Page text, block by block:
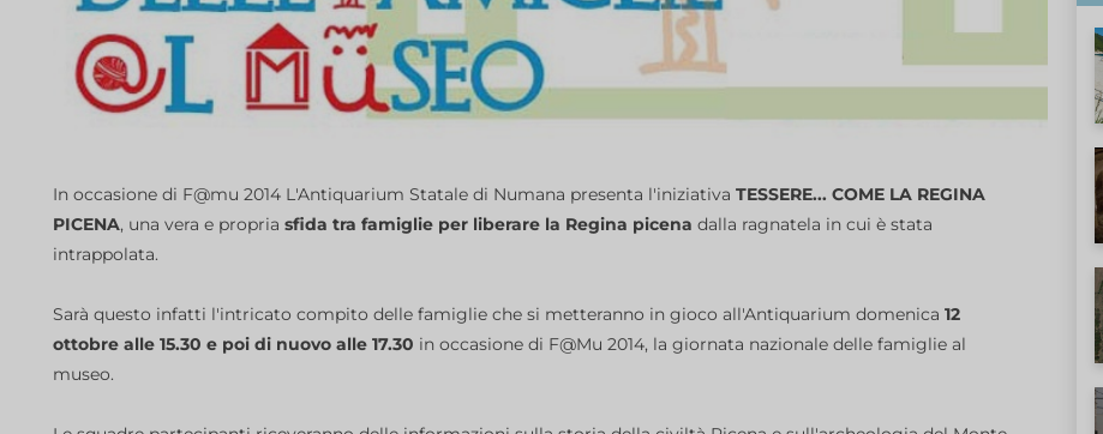
In occasione di F@mu 2014 L'Antiquarium Statale di Numana presenta l'iniziativa TESSERE... COME LA REGINA
PICENA, una vera e propria sfida tra famiglie per liberare la Regina picena dalla ragnatela in cui è stata
intrappolata.
Sarà questo infatti l'intricato compito delle famiglie che si metteranno in gioco all'Antiquarium domenica 12
ottobre alle 15.30 e poi di nuovo alle 17.30 in occasione di F@Mu 2014, la giornata nazionale delle famiglie al
museo.